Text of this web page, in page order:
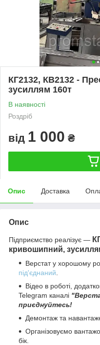
КГ2132, КВ2132 -
зусиллям 160т
В наявності
Роздріб
від 1 000 ₴
Опис Доставка
Опис
Підприємство реалізує —
кривошипний,
Верстат у хорошому
під'єднаний
Відео в роботі,
Telegram каналі
приєднуйтесь!
Демонтаж та
Організовуємо
бік.